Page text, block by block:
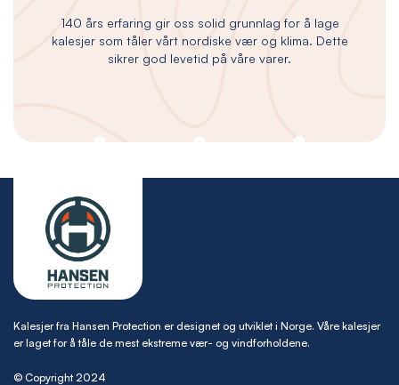
140 års erfaring gir oss solid grunnlag for å lage
kalesjer som tåler vårt nordiske vær og klima. Dette
sikrer god levetid på våre varer.
Kalesjer fra Hansen Protection er designet og utviklet i Norge. Våre kalesjer
er laget for å tåle de mest ekstreme vær- og vindforholdene.
© Copyright 2024